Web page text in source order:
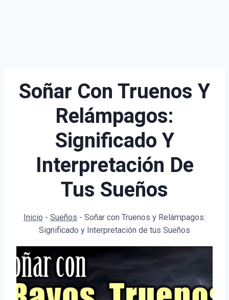
Soñar Con Truenos Y
Relámpagos:
Significado Y
Interpretación De
Tus Sueños
Inicio - Sueños - Soñar con Truenos y Relámpagos:
Significado y Interpretación de tus Sueños